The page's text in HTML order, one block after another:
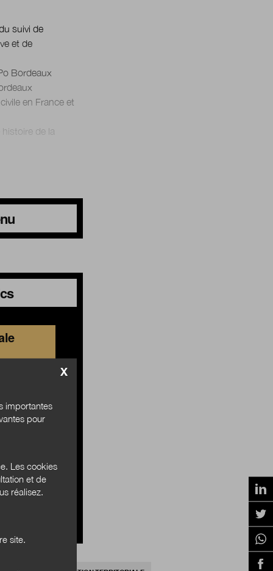
suivi de
et de
Bordeaux
en France et
de la
X
importantes
pour
Les cookies
et de
réalisez.
site.